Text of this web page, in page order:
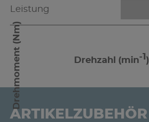
Leistung
Drehmoment (Nm) Drehzahl (min-1 )
ARTIKELZUBEHÖR